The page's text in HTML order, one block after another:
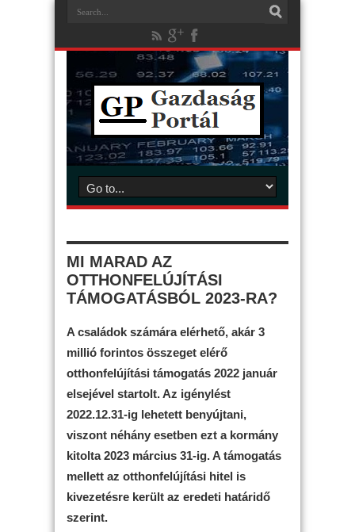
MI MARAD AZ
OTTHONFELÚJÍTÁSI
TÁMOGATÁSBÓL 2023-RA?
A családok számára elérhető, akár 3
millió forintos összeget elérő
otthonfelújítási támogatás 2022 január
elsejével startolt. Az igénylést
2022.12.31-ig lehetett benyújtani,
viszont néhány esetben ezt a kormány
kitolta 2023 március 31-ig. A támogatás
mellett az otthonfelújítási hitel is
kivezetésre került az eredeti határidő
szerint.